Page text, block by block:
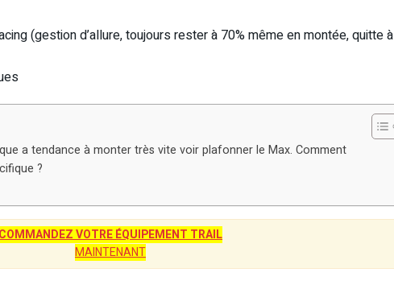
(gestion d’allure, toujours rester à 70% même en montée, quitte à
a tendance à monter très vite voir plafonner le Max. Comment
?
COMMANDEZ VOTRE ÉQUIPEMENT TRAIL
MAINTENANT